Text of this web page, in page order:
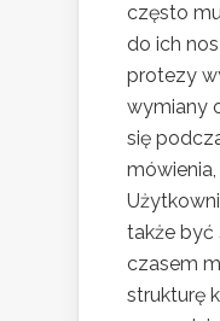
często
do ich
protezy
wymiany
się
także być
czasem
strukturę